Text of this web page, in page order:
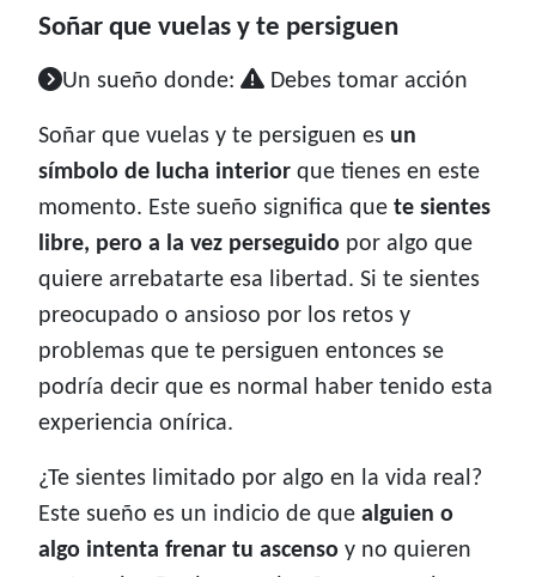
Soñar que vuelas y te persiguen
Un sueño donde: Debes tomar acción
Soñar que vuelas y te persiguen es un
símbolo de lucha interior que tienes en este
momento. Este sueño significa que te sientes
libre, pero a la vez perseguido por algo que
quiere arrebatarte esa libertad. Si te sientes
preocupado o ansioso por los retos y
problemas que te persiguen entonces se
podría decir que es normal haber tenido esta
experiencia onírica.
¿Te sientes limitado por algo en la vida real?
Este sueño es un indicio de que alguien o
algo intenta frenar tu ascenso y no quieren